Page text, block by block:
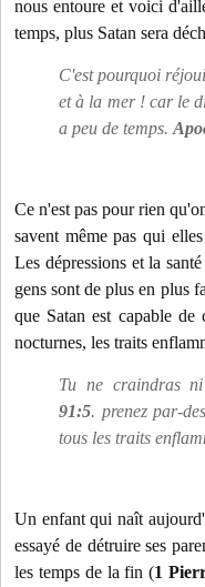
nous entoure et voici
temps, plus Satan sera
C'est pourquoi
et à la mer ! car le
a peu de temps.
Ce n'est pas pour rien
savent même pas qui
Les dépressions et la
gens sont de plus en plus
que Satan est capable
nocturnes, les traits
Tu ne craindras
91:5. prenez par-
tous les traits
Un enfant qui naît
essayé de détruire ses
les temps de la fin (1